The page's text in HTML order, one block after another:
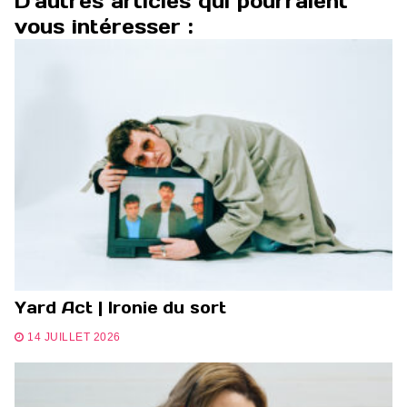
vous intéresser :
Yard Act | Ironie du sort
14 JUILLET 2026